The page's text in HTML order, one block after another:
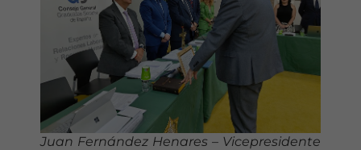
Juan Fernández Henares – Vicepresidente